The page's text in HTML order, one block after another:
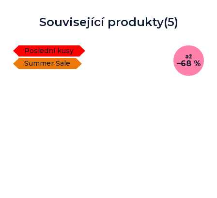
Související produkty(5)
Poslední kusy
Summer Sale
až
–68 %